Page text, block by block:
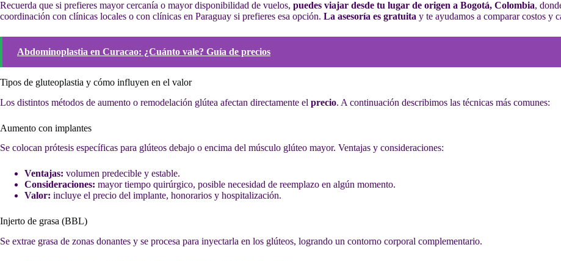
Recuerda que si prefieres mayor cercanía o mayor disponibilidad de vuelos, puedes viajar desde tu lugar de origen a Bogotá, Colombia,
coordinación con clínicas locales o con clínicas en Paraguay si prefieres esa opción. La asesoría es gratuita y te ayudamos a comparar costos y
Abdominoplastia en Curacao: ¿Cuánto vale? Guía de precios
Tipos de gluteoplastia y cómo influyen en el valor
Los distintos métodos de aumento o remodelación glútea afectan directamente el precio. A continuación describimos las técnicas más comunes:
Aumento con implantes
Se colocan prótesis específicas para glúteos debajo o encima del músculo glúteo mayor. Ventajas y consideraciones:
Ventajas: volumen predecible y estable.
Consideraciones: mayor tiempo quirúrgico, posible necesidad de reemplazo en algún momento.
Valor: incluye el precio del implante, honorarios y hospitalización.
Injerto de grasa (BBL)
Se extrae grasa de zonas donantes y se procesa para inyectarla en los glúteos, logrando un contorno corporal complementario.